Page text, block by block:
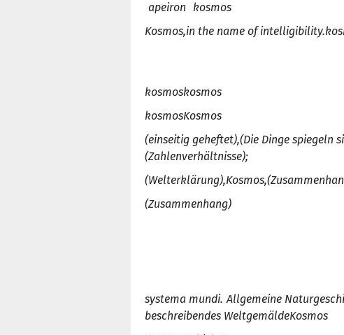
apeiron kosmos
Kosmos,in the name of intelligibility.
kosmoskosmos
kosmosKosmos
(einseitig geheftet),(Die Dinge spiegeln
(Zahlenverhältnisse);
(Welterklärung),Kosmos,
(Zusammenhang)
systema mundi. Allgemeine
beschreibendes WeltgemäldeKosmos